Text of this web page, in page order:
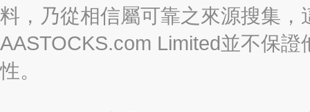
料，乃從相信屬可靠之來源搜集
AASTOCKS.com Limited並不保
性。